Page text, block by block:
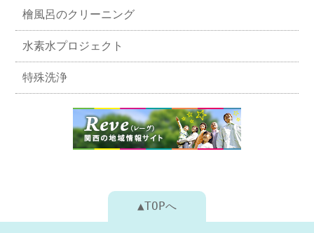
檜風呂のクリーニング
水素水プロジェクト
特殊洗浄
▲TOPへ